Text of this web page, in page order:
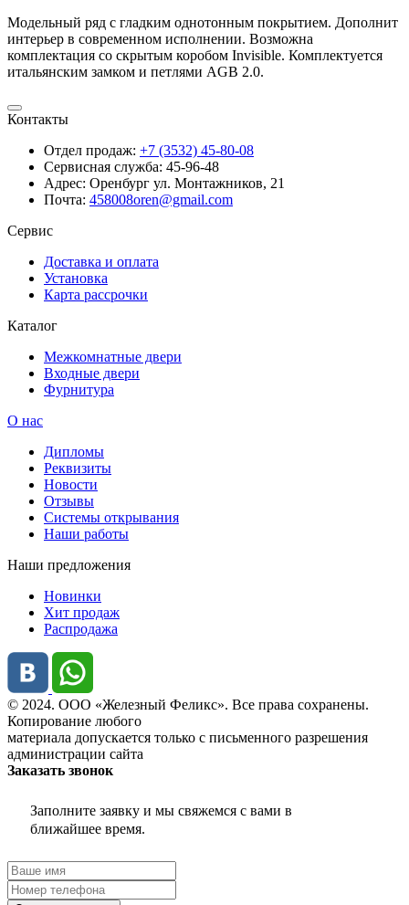
Модельный ряд с гладким однотонным покрытием. Дополнит
интерьер в современном исполнении. Возможна
комплектация со скрытым коробом Invisible. Комплектуется
итальянским замком и петлями AGB 2.0.
Контакты
Отдел продаж: +7 (3532) 45-80-08
Сервисная служба: 45-96-48
Адрес: Оренбург ул. Монтажников, 21
Почта: 458008oren@gmail.com
Сервис
Доставка и оплата
Установка
Карта рассрочки
Каталог
Межкомнатные двери
Входные двери
Фурнитура
О нас
Дипломы
Реквизиты
Новости
Отзывы
Системы открывания
Наши работы
Наши предложения
Новинки
Хит продаж
Распродажа
© 2024. ООО «Железный Феликс». Все права сохранены.
Копирование любого
материала допускается только с письменного разрешения
администрации сайта
Заказать звонок
Заполните заявку и мы свяжемся с вами в
ближайшее время.